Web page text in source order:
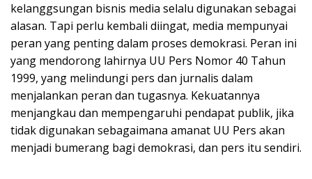
kelanggsungan bisnis media selalu digunakan sebagai
alasan. Tapi perlu kembali diingat, media mempunyai
peran yang penting dalam proses demokrasi. Peran ini
yang mendorong lahirnya UU Pers Nomor 40 Tahun
1999, yang melindungi pers dan jurnalis dalam
menjalankan peran dan tugasnya. Kekuatannya
menjangkau dan mempengaruhi pendapat publik, jika
tidak digunakan sebagaimana amanat UU Pers akan
menjadi bumerang bagi demokrasi, dan pers itu sendiri.